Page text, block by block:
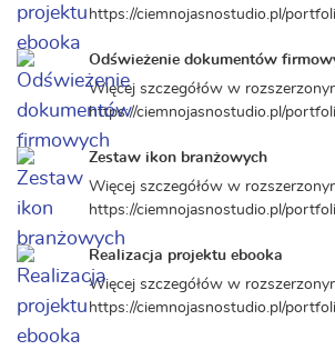
https://ciemnojasnostudio.pl/
Odświeżenie dokumentów
Więcej szczegółów w
https://ciemnojasnostudio.pl/
Zestaw ikon branżowych
Więcej szczegółów w
https://ciemnojasnostudio.pl/
Realizacja projektu ebooka
Więcej szczegółów w
https://ciemnojasnostudio.pl/